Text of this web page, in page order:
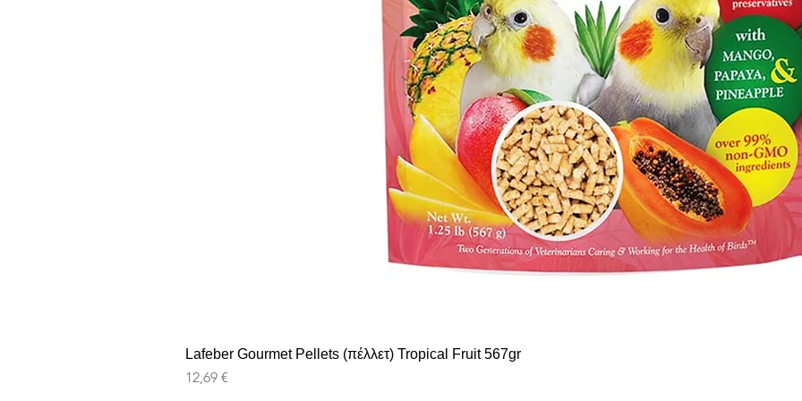
Lafeber Gourmet Pellets (πέλλετ) Tropical Fruit 567gr
Pris
12,69 €